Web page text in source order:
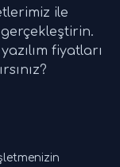
ile
fiyatları